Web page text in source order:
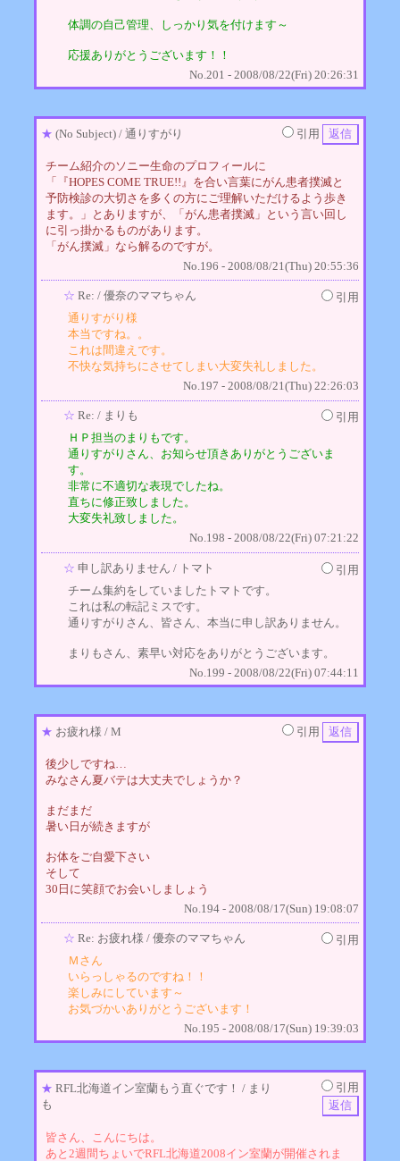
体調の自己管理、しっかり気を付けます～
応援ありがとうございます！！
No.201 - 2008/08/22(Fri) 20:26:31
★ (No Subject) / 通りすがり 引用
チーム紹介のソニー生命のプロフィールに
「『HOPES COME TRUE!!』を合い言葉にがん患者撲滅と
予防検診の大切さを多くの方にご理解いただけるよう歩き
ます。」とありますが、「がん患者撲滅」という言い回し
に引っ掛かるものがあります。
「がん撲滅」なら解るのですが。
No.196 - 2008/08/21(Thu) 20:55:36
☆ Re: / 優奈のママちゃん
引用
通りすがり様
本当ですね。。
これは間違えです。
不快な気持ちにさせてしまい大変失礼しました。
No.197 - 2008/08/21(Thu) 22:26:03
☆ Re: / まりも
引用
ＨＰ担当のまりもです。
通りすがりさん、お知らせ頂きありがとうございま
す。
非常に不適切な表現でしたね。
直ちに修正致しました。
大変失礼致しました。
No.198 - 2008/08/22(Fri) 07:21:22
☆ 申し訳ありません / トマト
引用
チーム集約をしていましたトマトです。
これは私の転記ミスです。
通りすがりさん、皆さん、本当に申し訳ありません。
まりもさん、素早い対応をありがとうございます。
No.199 - 2008/08/22(Fri) 07:44:11
★ お疲れ様 / M 引用
後少しですね…
みなさん夏バテは大丈夫でしょうか？
まだまだ
暑い日が続きますが
お体をご自愛下さい
そして
30日に笑顔でお会いしましょう
No.194 - 2008/08/17(Sun) 19:08:07
☆ Re: お疲れ様 / 優奈のママちゃん
引用
Ｍさん
いらっしゃるのですね！！
楽しみにしています～
お気づかいありがとうございます！
No.195 - 2008/08/17(Sun) 19:39:03
★ RFL北海道イン室蘭もう直ぐです！ / まり
も
引用
皆さん、こんにちは。
あと2週間ちょいでRFL北海道2008イン室蘭が開催されま